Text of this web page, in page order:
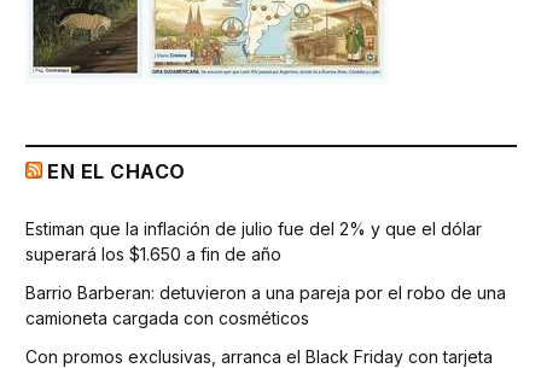
EN EL CHACO
Estiman que la inflación de julio fue del 2% y que el dólar
superará los $1.650 a fin de año
Barrio Barberan: detuvieron a una pareja por el robo de una
camioneta cargada con cosméticos
Con promos exclusivas, arranca el Black Friday con tarjeta